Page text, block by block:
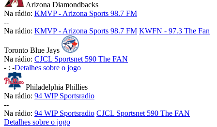
Arizona Diamondbacks
Na rádio: KMVP - Arizona Sports 98.7 FM
--
Na rádio: KMVP - Arizona Sports 98.7 FM KWFN - 97.3 The Fan
Toronto Blue Jays
Na rádio: CJCL Sportsnet 590 The FAN
- : -Detalhes sobre o jogo
Philadelphia Phillies
Na rádio: 94 WIP Sportsradio
--
Na rádio: 94 WIP Sportsradio CJCL Sportsnet 590 The FAN
Detalhes sobre o jogo